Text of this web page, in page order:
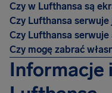
Czy w Lufthansa są
Czy Lufthansa serwuje
Czy Lufthansa serwuje
Czy mogę zabrać
Informacje